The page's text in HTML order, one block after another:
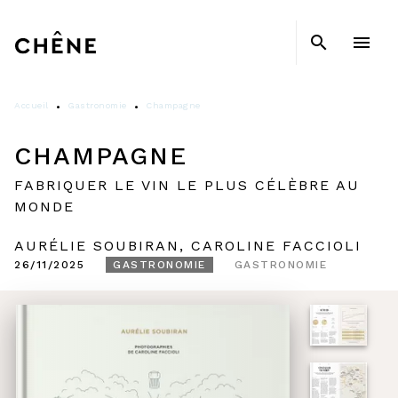
MENU
search menu
Accueil • Gastronomie • Champagne
CHAMPAGNE
FABRIQUER LE VIN LE PLUS CÉLÈBRE AU
MONDE
AURÉLIE SOUBIRAN , CAROLINE FACCIOLI
26/11/2025 GASTRONOMIE GASTRONOMIE